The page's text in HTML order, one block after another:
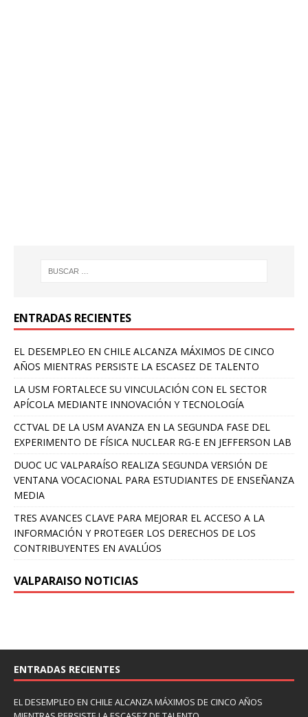
ENTRADAS RECIENTES
EL DESEMPLEO EN CHILE ALCANZA MÁXIMOS DE CINCO
AÑOS MIENTRAS PERSISTE LA ESCASEZ DE TALENTO
LA USM FORTALECE SU VINCULACIÓN CON EL SECTOR
APÍCOLA MEDIANTE INNOVACIÓN Y TECNOLOGÍA
CCTVAL DE LA USM AVANZA EN LA SEGUNDA FASE DEL
EXPERIMENTO DE FÍSICA NUCLEAR RG-E EN JEFFERSON LAB
DUOC UC VALPARAÍSO REALIZA SEGUNDA VERSIÓN DE
VENTANA VOCACIONAL PARA ESTUDIANTES DE ENSEÑANZA
MEDIA
TRES AVANCES CLAVE PARA MEJORAR EL ACCESO A LA
INFORMACIÓN Y PROTEGER LOS DERECHOS DE LOS
CONTRIBUYENTES EN AVALÚOS
VALPARAISO NOTICIAS
ENTRADAS RECIENTES
EL DESEMPLEO EN CHILE ALCANZA MÁXIMOS DE CINCO AÑOS